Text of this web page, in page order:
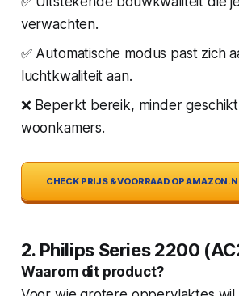
verwachten.
✅ Automatische modus past zich
luchtkwaliteit aan.
❌ Beperkt bereik, minder
woonkamers.
CHECK PRIJS & VOORRAAD OP
2. Philips Series 2200
Waarom dit product?